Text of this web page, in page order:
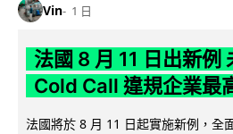
Vin 1 日
法國 8 月 11 日出新例
Cold Call 違規企業最
法國將於 8 月 11 日起實施新例，全